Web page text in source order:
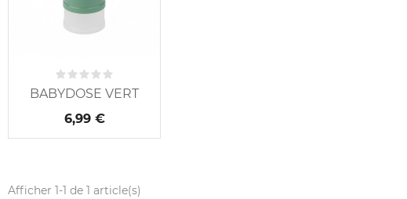
BABYDOSE VERT
6,99 €
Afficher 1-1 de 1 article(s)